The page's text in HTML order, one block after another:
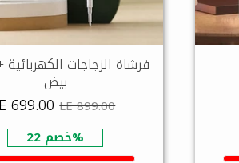
فرشاة الزجاجات
بيض
699.00 LE 899.00
خصم 22%